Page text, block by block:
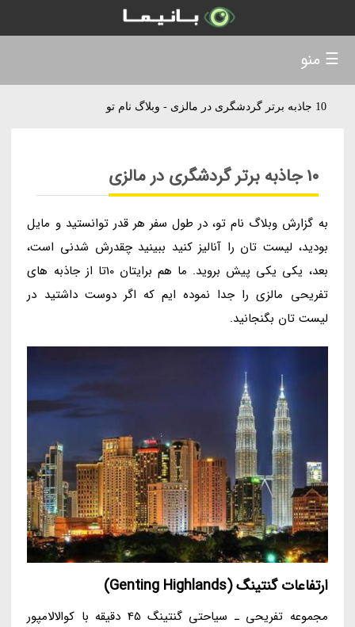
10 جاذبه برتر گردشگری در مالزی - وبلاگ نام تو
10 جاذبه برتر گردشگری در مالزی
به گزارش وبلاگ نام تو، در طول سفر هر قدر توانستید و مایل
بودید، لیست تان را آنالیز کنید ببینید چقدرش شدنی است،
بعد، یکی یکی پیش بروید. ما هم برایتان 10تا از جاذبه های
تفریحی مالزی را جدا نموده ایم که اگر دوست داشتید در
لیست تان بگنجانید.
ارتفاعات گنتینگ (Genting Highlands)
مجموعه تفریحی ـ سیاحتی گنتینگ 45 دقیقه با کوالالامپور
☰ منو